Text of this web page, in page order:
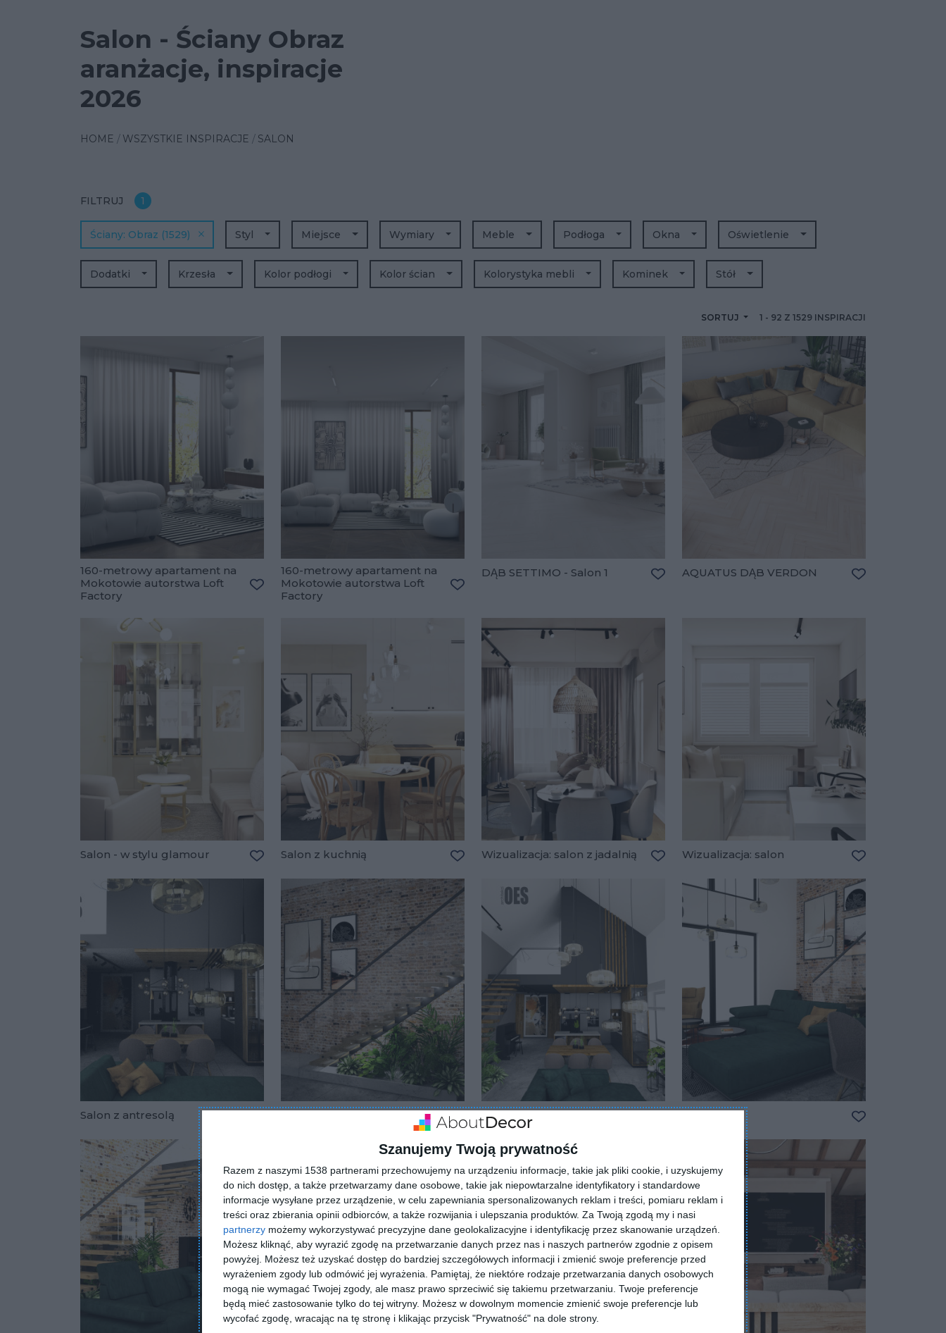
Szanujemy Twoją prywatność
Razem z naszymi 1538 partnerami przechowujemy na urządzeniu informacje, takie jak pliki cookie, i uzyskujemy
do nich dostęp, a także przetwarzamy dane osobowe, takie jak niepowtarzalne identyfikatory i standardowe
informacje wysyłane przez urządzenie, w celu zapewniania spersonalizowanych reklam i treści, pomiaru reklam i
treści oraz zbierania opinii odbiorców, a także rozwijania i ulepszania produktów. Za Twoją zgodą my i nasi
partnerzy możemy wykorzystywać precyzyjne dane geolokalizacyjne i identyfikację przez skanowanie urządzeń.
Możesz kliknąć, aby wyrazić zgodę na przetwarzanie danych przez nas i naszych partnerów zgodnie z opisem
powyżej. Możesz też uzyskać dostęp do bardziej szczegółowych informacji i zmienić swoje preferencje przed
wyrażeniem zgody lub odmówić jej wyrażenia.
Pamiętaj, że niektóre rodzaje przetwarzania danych osobowych
mogą nie wymagać Twojej zgody, ale masz prawo sprzeciwić się takiemu przetwarzaniu. Twoje preferencje
będą mieć zastosowanie tylko do tej witryny. Możesz w dowolnym momencie zmienić swoje preferencje lub
wycofać zgodę, wracając na tę stronę i klikając przycisk "Prywatność" na dole strony.
Salon - Ściany Obraz
aranżacje, inspiracje
2026
HOME WSZYSTKIE INSPIRACJE SALON
FILTRUJ 1
SORTUJ 1 - 92 Z 1529 INSPIRACJI
Styl Miejsce Wymiary Meble Podłoga Okna Oświetlenie
Dodatki Krzesła Kolor podłogi Kolor ścian Kolorystyka mebli Kominek
Obraz (1529)
Ściany
Stół
160-metrowy apartament na
Mokotowie autorstwa Loft
Factory
Dodaj do ulubionych
160-metrowy apartament na
Mokotowie autorstwa Loft
Factory
DĄB SETTIMO - Salon 1 AQUATUS DĄB VERDON
Salon - w stylu glamour Salon z kuchnią Wizualizacja: salon z jadalnią Wizualizacja: salon
Salon z antresolą Cegła we wnętrzach
Dodaj do ulubionych
Salon z antresolą
Dodaj do ulubionych
Salon